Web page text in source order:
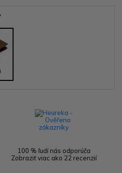
100 % ľudí nás odporúča
Zobraziť viac ako 22 recenzií